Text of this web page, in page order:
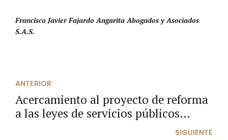
Francisco Javier Fajardo Angarita Abogados y Asociados
S.A.S.
ANTERIOR
Acercamiento al proyecto de reforma
a las leyes de servicios públicos
domiciliarios: Ley 142 y 143 de 1994
SIGUIENTE